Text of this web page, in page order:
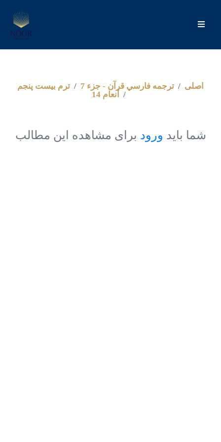
اصلى ترجمه فارسي قرآن - جزء 7
ترم بيست پنجم
أنعام 14
شما باید ورود برای مشاهده این مطالب